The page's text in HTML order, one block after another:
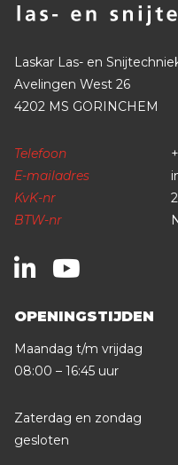
Laskar Las- en
Avelingen West 26
4202 MS GORINCHEM
Telefoon
E-mailadres
KvK-nr
BTW-nr
OPENINGSTIJDEN
Maandag t/m vrijdag
08:00 – 16:45 uur
Zaterdag en zondag
gesloten